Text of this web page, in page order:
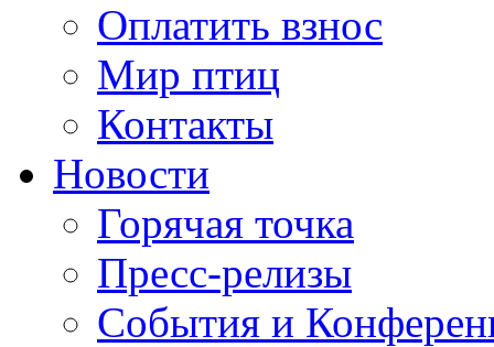
Оплатить взнос
Мир птиц
Контакты
Новости
Горячая точка
Пресс-релизы
События и